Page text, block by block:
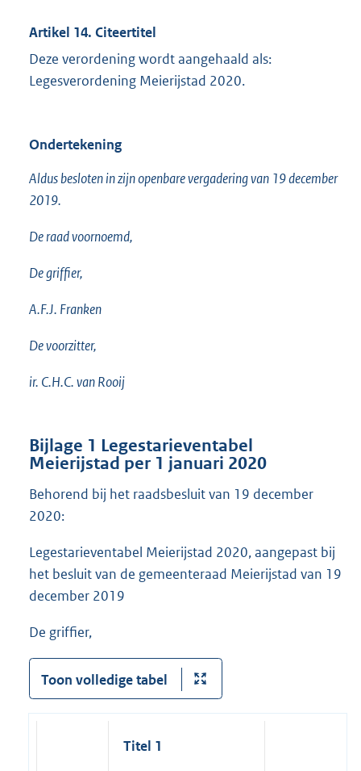
Artikel 14. Citeertitel
Deze verordening wordt aangehaald als:
Legesverordening Meierijstad 2020.
Ondertekening
Aldus besloten in zijn openbare vergadering van 19 december
2019.
De raad voornoemd,
De griffier,
A.F.J. Franken
De voorzitter,
ir. C.H.C. van Rooij
Bijlage 1 Legestarieventabel
Meierijstad per 1 januari 2020
Behorend bij het raadsbesluit van 19 december
2020:
Legestarieventabel Meierijstad 2020, aangepast bij
het besluit van de gemeenteraad Meierijstad van 19
december 2019
De griffier,
Toon volledige tabel
Titel 1